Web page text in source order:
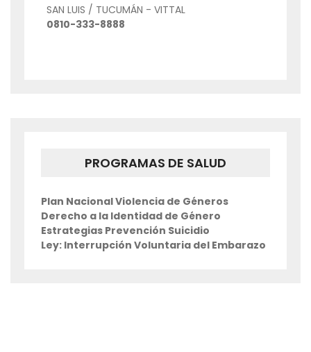
SAN LUIS / TUCUMÁN - VITTAL
0810-333-8888
PROGRAMAS DE SALUD
Plan Nacional Violencia de Géneros
Derecho a la Identidad de Género
Estrategias Prevención Suicidio
Ley: Interrupción Voluntaria del Embarazo